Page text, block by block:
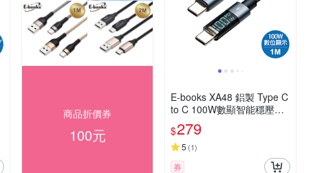
商品折價券
100元
E-books XA48 鋁製 Type C
to C 100W數顯智能穩壓充
電傳輸線-1M
$279
5 (1)
券